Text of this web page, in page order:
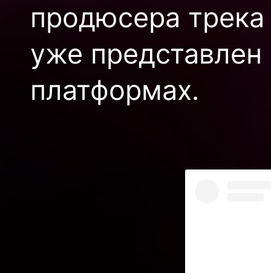
продюсера
уже
платформах.